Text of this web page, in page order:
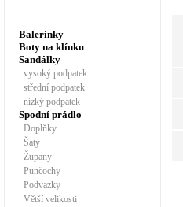
Balerínky
Boty na klínku
Sandálky
vysoký podpatek
střední podpatek
nízký podpatek
Spodní prádlo
Doplňky
Šaty
Župany
Punčochy
Podvazky
Větší velikosti